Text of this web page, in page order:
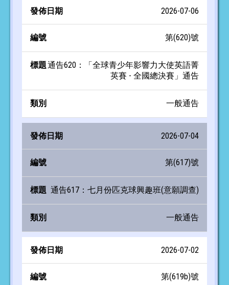
2026-07-06
第(620)號
通告620：「全球青少年影響力大使英語菁
英賽 - 全國總決賽」通告
一般通告
2026-07-04
第(617)號
通告617：七月份匹克球興趣班(意願調查)
一般通告
2026-07-02
第(619b)號